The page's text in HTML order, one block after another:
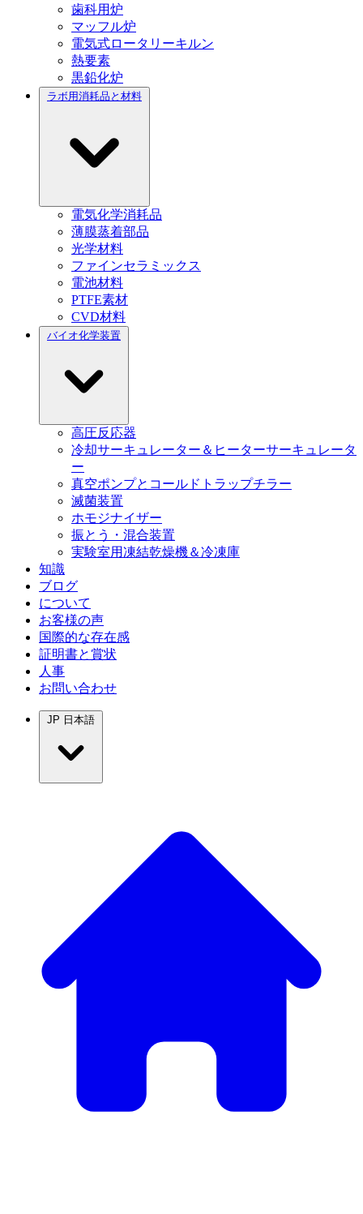
歯科用炉
マッフル炉
電気式ロータリーキルン
熱要素
黒鉛化炉
ラボ用消耗品と材料
電気化学消耗品
薄膜蒸着部品
光学材料
ファインセラミックス
電池材料
PTFE素材
CVD材料
バイオ化学装置
高圧反応器
冷却サーキュレーター＆ヒーターサーキュレータ
ー
真空ポンプとコールドトラップチラー
滅菌装置
ホモジナイザー
振とう・混合装置
実験室用凍結乾燥機＆冷凍庫
知識
ブログ
について
お客様の声
国際的な存在感
証明書と賞状
人事
お問い合わせ
JP 日本語